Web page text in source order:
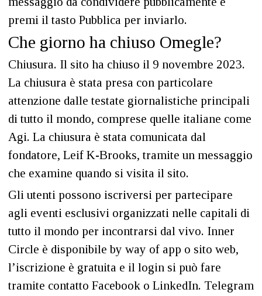
premi il tasto Pubblica per inviarlo.
Che giorno ha chiuso Omegle?
Chiusura. Il sito ha chiuso il 9 novembre 2023.
La chiusura è stata presa con particolare
attenzione dalle testate giornalistiche principali
di tutto il mondo, comprese quelle italiane come
Agi. La chiusura è stata comunicata dal
fondatore, Leif K-Brooks, tramite un messaggio
che examine quando si visita il sito.
Gli utenti possono iscriversi per partecipare
agli eventi esclusivi organizzati nelle capitali di
tutto il mondo per incontrarsi dal vivo. Inner
Circle è disponibile by way of app o sito web,
l’iscrizione è gratuita e il login si può fare
tramite contatto Facebook o LinkedIn. Telegram